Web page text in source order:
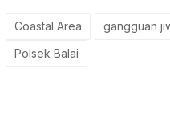
Coastal Area gangguan
Polsek Balai